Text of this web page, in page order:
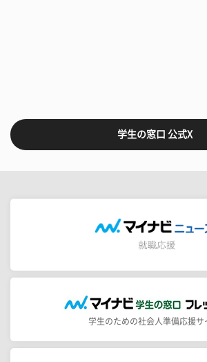
学生の窓口 公式X
学生のための社会人準備応援サ